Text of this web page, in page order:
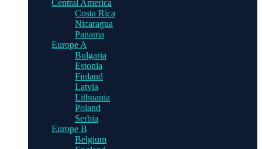
Central America
Costa Rica
Nicaragua
Panama
Europe A
Bulgaria
Estonia
Finland
Latvia
Lithuania
Poland
Serbia
Europe B
Belgium